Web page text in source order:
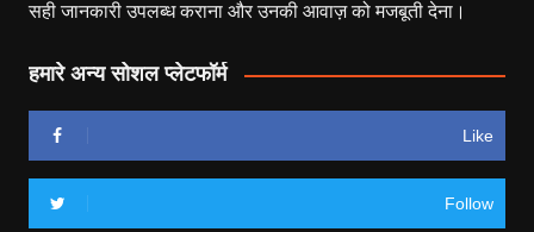
सही जानकारी उपलब्ध कराना और उनकी आवाज़ को मजबूती देना।
हमारे अन्य सोशल प्लेटफॉर्म
Like
Follow